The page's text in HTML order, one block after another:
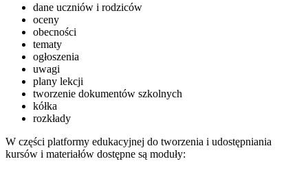
dane uczniów i rodziców
oceny
obecności
tematy
ogłoszenia
uwagi
plany lekcji
tworzenie dokumentów szkolnych
kółka
rozkłady
W części platformy edukacyjnej do tworzenia i udostępniania
kursów i materiałów dostępne są moduły: